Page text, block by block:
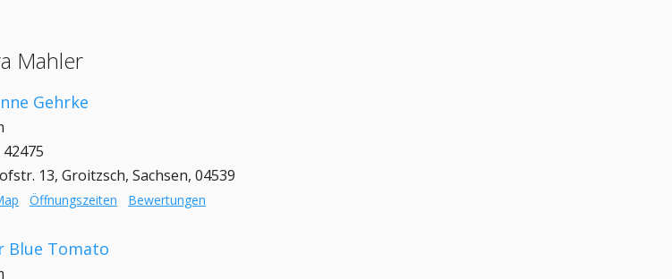
Mahler
Gehrke
13, Groitzsch, Sachsen, 04539
Öffnungszeiten Bewertungen
Blue Tomato